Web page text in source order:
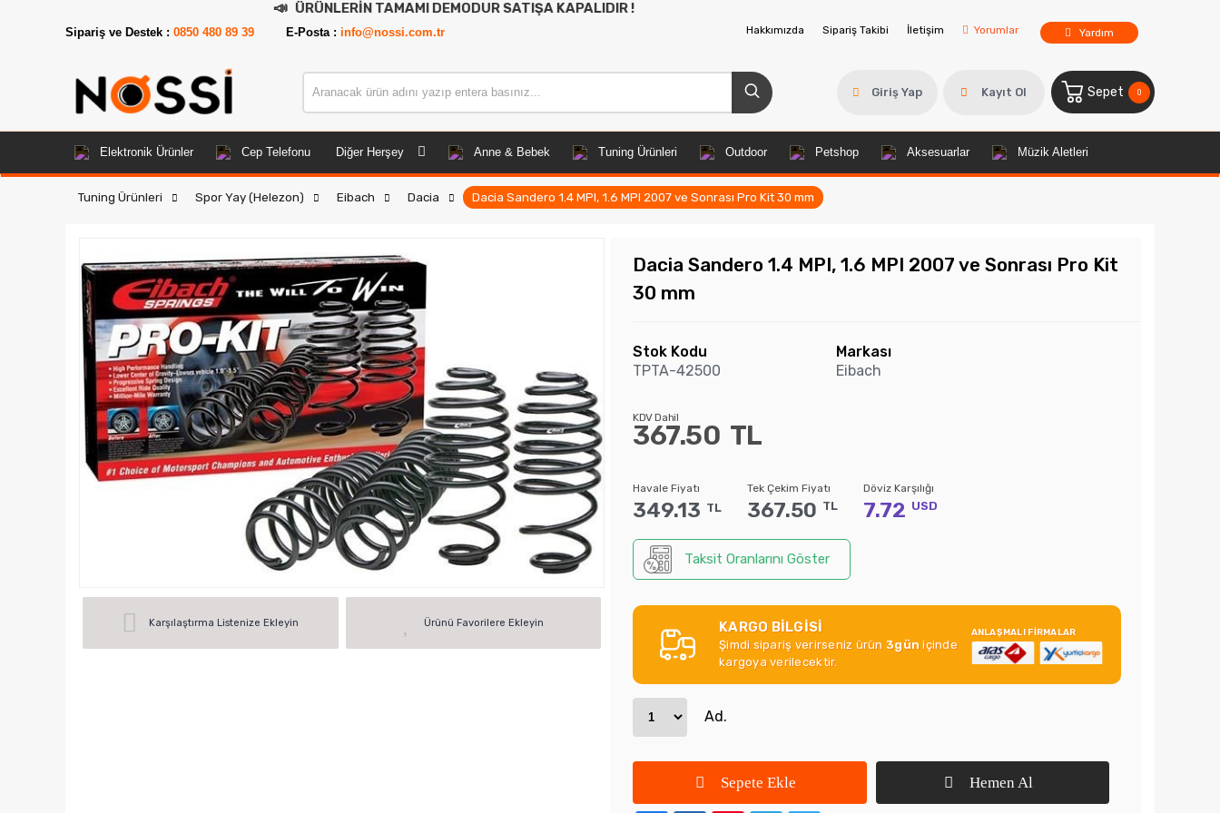
ÜRÜNLERİN TAMAMI DEMODUR SATIŞA KAPALIDIR !
Sipariş ve Destek : 0850 480 89 39 E-Posta :info@nossi.com.tr Hakkımızda Sipariş Takibi İletişim Yorumlar Yardım
Giriş Yap Kayıt Ol Sepet 0
Elektronik Ürünler Cep Telefonu Diğer Herşey Anne & Bebek Tuning Ürünleri Outdoor Petshop Aksesuarlar Müzik Aletleri
Tuning Ürünleri Spor Yay (Helezon) Eibach Dacia Dacia Sandero 1.4 MPI, 1.6 MPI 2007 ve Sonrası Pro Kit 30 mm
Karşılaştırma Listenize Ekleyin Ürünü Favorilere Ekleyin
Dacia Sandero 1.4 MPI, 1.6 MPI 2007 ve Sonrası Pro Kit
30 mm
Stok Kodu
TPTA-42500
Markası
Eibach
367.50 TL
KDV Dahil
Havale Fiyatı
349.13 TL
Tek Çekim Fiyatı
367.50 TL
Döviz Karşılığı
7.72 USD
Taksit Oranlarını Göster
KARGO BİLGİSİ
Şimdi sipariş verirseniz ürün 3gün içinde
kargoya verilecektir.
ANLAŞMALI FİRMALAR
Ad.
Sepete Ekle Hemen Al